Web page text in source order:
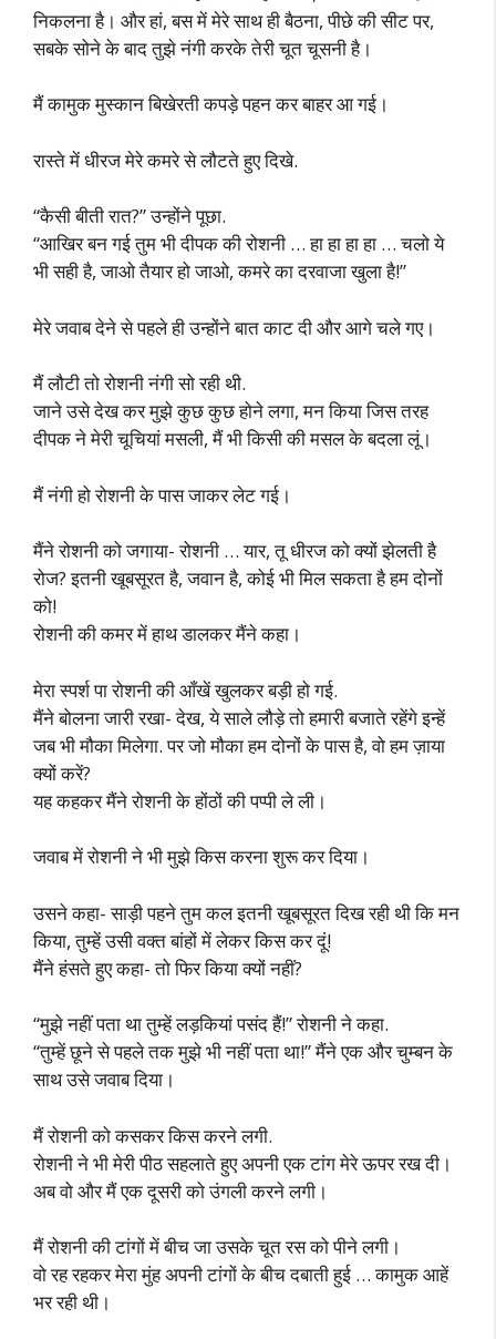
निकलना है। और हां, बस में मेरे साथ ही बैठना, पीछे की सीट पर,
सबके सोने के बाद तुझे नंगी करके तेरी चूत चूसनी है।
मैं कामुक मुस्कान बिखेरती कपड़े पहन कर बाहर आ गई।
रास्ते में धीरज मेरे कमरे से लौटते हुए दिखे.
“कैसी बीती रात?” उन्होंने पूछा.
“आखिर बन गई तुम भी दीपक की रोशनी … हा हा हा हा … चलो ये
भी सही है, जाओ तैयार हो जाओ, कमरे का दरवाजा खुला है!”
मेरे जवाब देने से पहले ही उन्होंने बात काट दी और आगे चले गए।
मैं लौटी तो रोशनी नंगी सो रही थी.
जाने उसे देख कर मुझे कुछ कुछ होने लगा, मन किया जिस तरह
दीपक ने मेरी चूचियां मसली, मैं भी किसी की मसल के बदला लूं।
मैं नंगी हो रोशनी के पास जाकर लेट गई।
मैंने रोशनी को जगाया- रोशनी … यार, तू धीरज को क्यों झेलती है
रोज? इतनी खूबसूरत है, जवान है, कोई भी मिल सकता है हम दोनों
को!
रोशनी की कमर में हाथ डालकर मैंने कहा।
मेरा स्पर्श पा रोशनी की आँखें खुलकर बड़ी हो गई.
मैंने बोलना जारी रखा- देख, ये साले लौड़े तो हमारी बजाते रहेंगे इन्हें
जब भी मौका मिलेगा. पर जो मौका हम दोनों के पास है, वो हम ज़ाया
क्यों करें?
यह कहकर मैंने रोशनी के होंठों की पप्पी ले ली।
जवाब में रोशनी ने भी मुझे किस करना शुरू कर दिया।
उसने कहा- साड़ी पहने तुम कल इतनी खूबसूरत दिख रही थी कि मन
किया, तुम्हें उसी वक्त बांहों में लेकर किस कर दूं!
मैंने हंसते हुए कहा- तो फिर किया क्यों नहीं?
“मुझे नहीं पता था तुम्हें लड़कियां पसंद हैं!” रोशनी ने कहा.
“तुम्हें छूने से पहले तक मुझे भी नहीं पता था!” मैंने एक और चुम्बन के
साथ उसे जवाब दिया।
मैं रोशनी को कसकर किस करने लगी.
रोशनी ने भी मेरी पीठ सहलाते हुए अपनी एक टांग मेरे ऊपर रख दी।
अब वो और मैं एक दूसरी को उंगली करने लगी।
मैं रोशनी की टांगों में बीच जा उसके चूत रस को पीने लगी।
वो रह रहकर मेरा मुंह अपनी टांगों के बीच दबाती हुई … कामुक आहें
भर रही थी।